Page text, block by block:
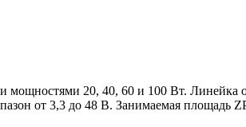
20, 40, 60 и 100 Вт. Линейка
от 3,3 до 48 В. Занимаемая площадь